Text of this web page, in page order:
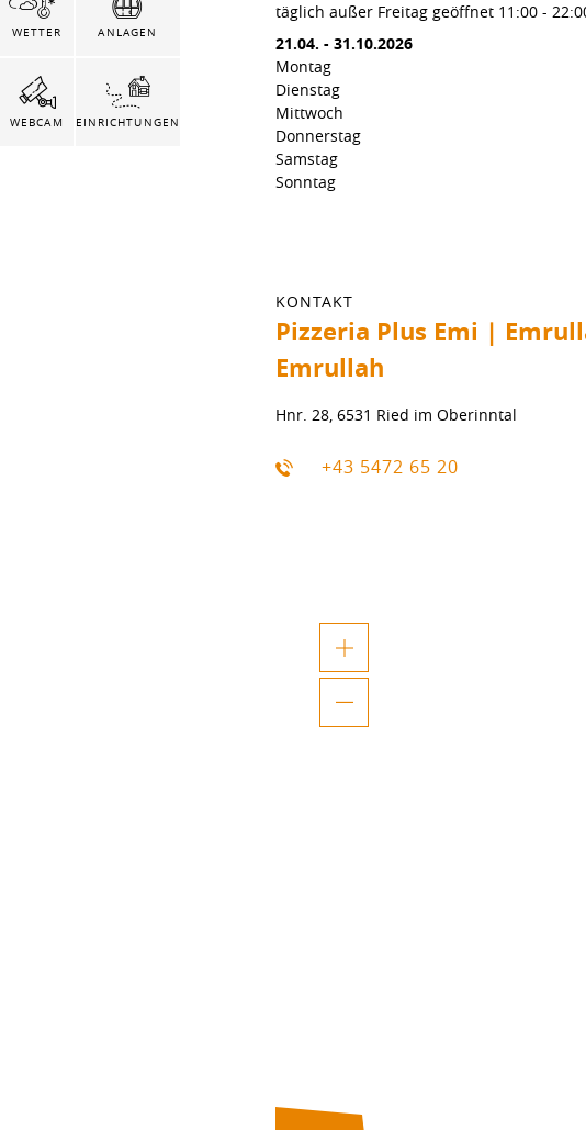
WETTER ANLAGEN
WEBCAM EINRICHTUNGEN
täglich außer Freitag geöffnet 11:00 -
21.04. - 31.10.2026
Montag
Dienstag
Mittwoch
Donnerstag
Samstag
Sonntag
KONTAKT
Pizzeria Plus Emi |
Emrullah
Hnr. 28, 6531 Ried im Oberinntal
+43 5472 65 20